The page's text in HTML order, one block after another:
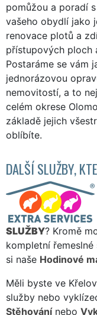
pomůžou a poradí
vašeho obydlí jako
renovace plotů a
přístupových ploch
Postaráme se vám
jednorázovou
nemovitostí, a to
celém okrese
základě jejich
oblíbíte.
DALŠÍ SLUŽBY,
SLUŽBY? Kromě
kompletní
si naše Hodinové
Měli byste ve
služby nebo
Stěhovánínebo